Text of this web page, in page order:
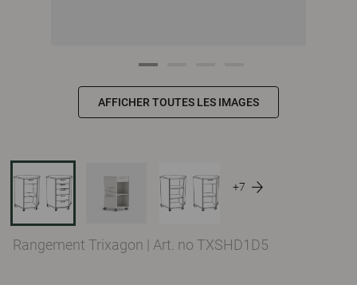
AFFICHER TOUTES LES IMAGES
+7
Rangement Trixagon | Art. no TXSHD1D5